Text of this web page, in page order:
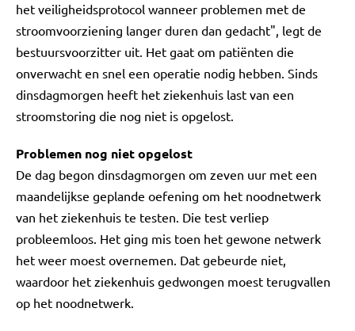
het veiligheidsprotocol wanneer problemen met de
stroomvoorziening langer duren dan gedacht", legt de
bestuursvoorzitter uit. Het gaat om patiënten die
onverwacht en snel een operatie nodig hebben. Sinds
dinsdagmorgen heeft het ziekenhuis last van een
stroomstoring die nog niet is opgelost.
Problemen nog niet opgelost
De dag begon dinsdagmorgen om zeven uur met een
maandelijkse geplande oefening om het noodnetwerk
van het ziekenhuis te testen. Die test verliep
probleemloos. Het ging mis toen het gewone netwerk
het weer moest overnemen. Dat gebeurde niet,
waardoor het ziekenhuis gedwongen moest terugvallen
op het noodnetwerk.